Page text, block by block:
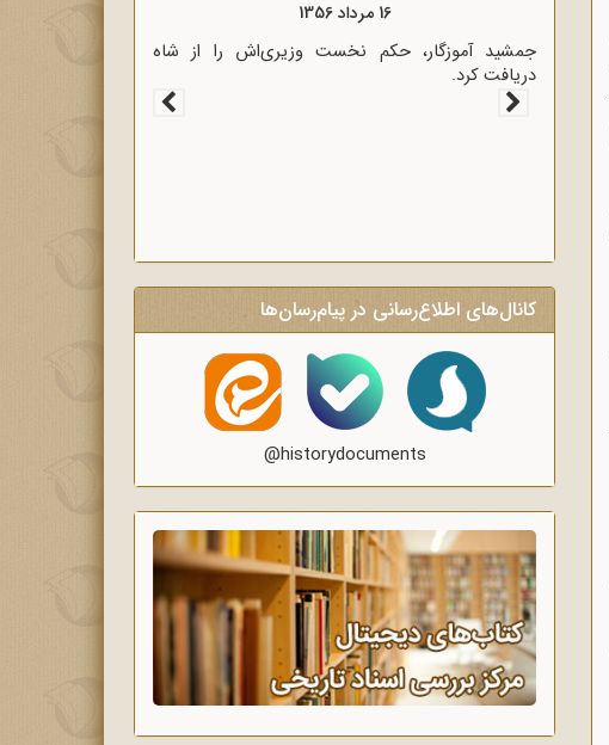
16 مرداد 1357
آغاز سخنرانی‌های انتقادی و روشنگر وعاظ در لبیک به
پیام امام به وعاظ و روحانیون برای روشنگری و
آگاه‌سازی در منبرهای ماه رمضان.
کانال‌های اطلاع‌رسانی در پیام‌رسان‌ها
@historydocuments